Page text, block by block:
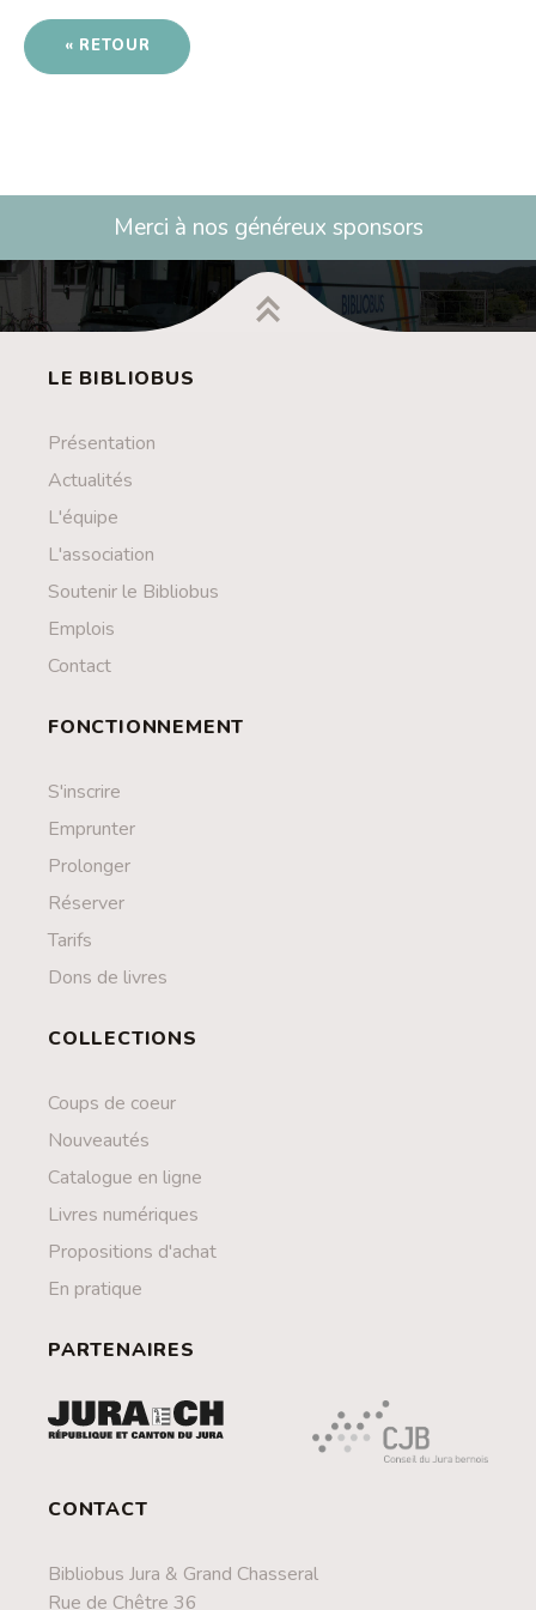
Contact
Liens« RETOUR
Merci à nos généreux sponsors
LE BIBLIOBUS
Présentation
Actualités
L'équipe
L'association
Soutenir le Bibliobus
Emplois
Contact
FONCTIONNEMENT
S'inscrire
Emprunter
Prolonger
Réserver
Tarifs
Dons de livres
COLLECTIONS
Coups de coeur
Nouveautés
Catalogue en ligne
Livres numériques
Propositions d'achat
En pratique
PARTENAIRES
CONTACT
Bibliobus Jura & Grand Chasseral
Rue de Chêtre 36